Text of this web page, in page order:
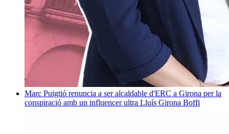
Marc Puigtió renuncia a ser alcaldable d'ERC a Girona per la
conspiració amb un influencer ultra Lluís Girona Boffi